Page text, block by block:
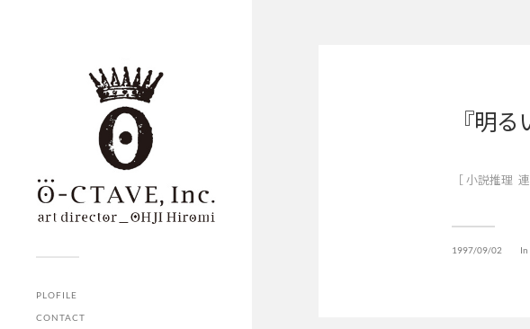
PLOFILE
CONTACT
『明
［ 小説推理
1997/09/02 In